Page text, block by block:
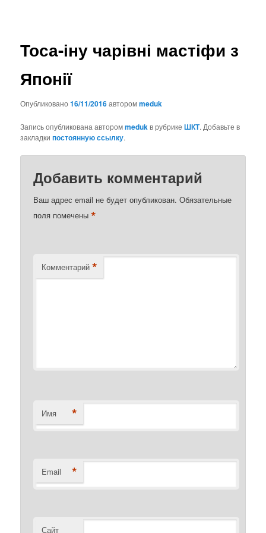
Тоса-іну чарівні мастіфи з
Японії
Опубликовано16/11/2016авторомmeduk
Запись опубликована авторомmedukв рубрикеШКТ. Добавьте в
закладкипостоянную ссылку.
Добавить комментарий
Ваш адрес email не будет опубликован. Обязательные
поля помечены*
Комментарий *
Имя *
Email *
Сайт